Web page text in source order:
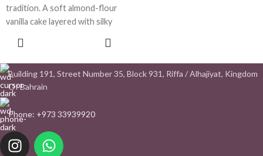
tradition. A soft almond-flour
vanilla cake layered with silky
Building 191, Street Number 35, Block 931, Riffa / Alhajiyat, Kingdom
Of Bahrain
Phone: +973 33939920